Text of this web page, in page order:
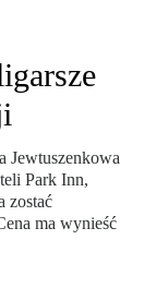
Jewtuszenkowa
Park Inn,
zostać
ma wynieść